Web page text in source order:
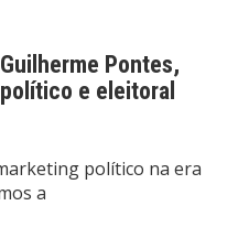
Pontes,
e eleitoral
político na era
a